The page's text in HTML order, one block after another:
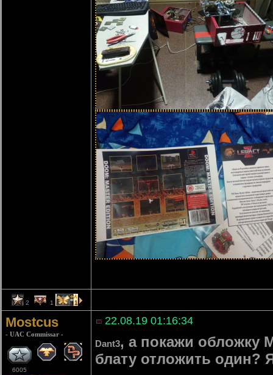
2 1 1
Mostcus
- UAC Commissar -
6005
22.08.19 01:16:34
Dant3, а покажи обложку
блату отложить один?